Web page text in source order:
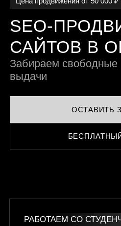
SEO-
САЙТОВ В
Забираем свободные
выдачи
ОСТАВИТЬ
РАБОТАЕМ СО